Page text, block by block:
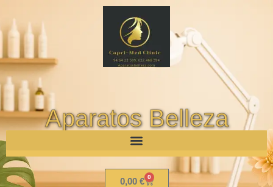
Aparatos Belleza
0,00 € 0